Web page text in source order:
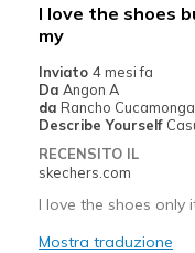
I love the shoes
my
Inviato 4 mesi fa
Da Angon A
da Rancho
Describe Yourself
RECENSITO IL
skechers.com
I love the shoes only
Mostra traduzione